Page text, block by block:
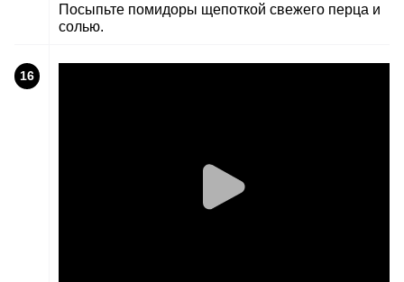
Посыпьте помидоры щепоткой свежего перца и
солью.
16